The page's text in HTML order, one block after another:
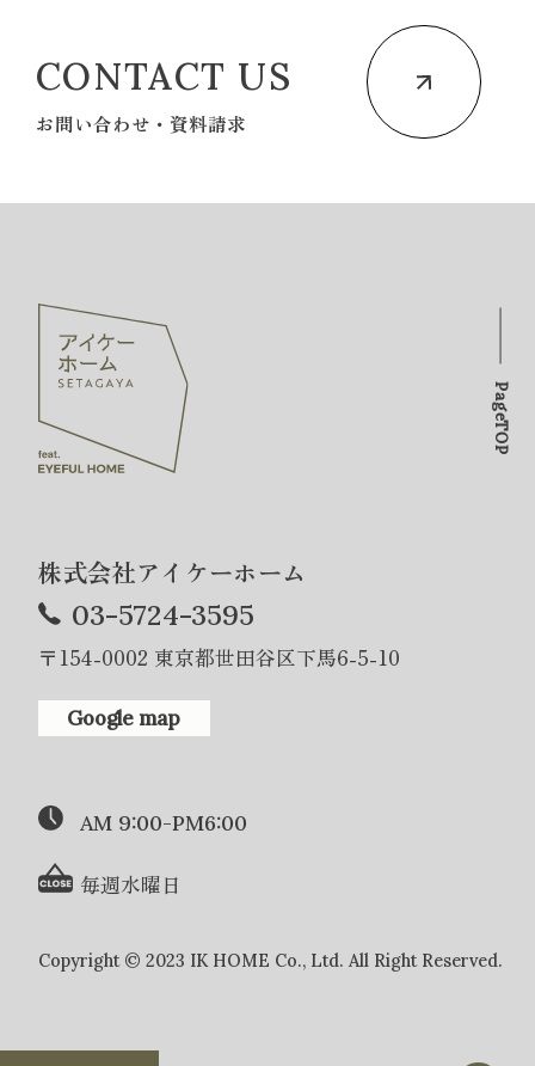
CONTACT US
お問い合わせ・資料請求
株式会社アイケーホーム
03-5724-3595
〒154-0002 東京都世田谷区下馬6-5-10
Google map
AM 9:00-PM6:00
毎週水曜日
Copyright © 2023 IK HOME Co., Ltd. All Right Reserved.
PageTOP